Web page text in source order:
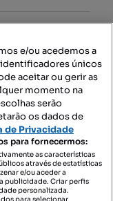
e/ou acedemos a
únicos
aceitar ou gerir as
momento na
serão
os dados de
de Privacidade
para fornecermos:
as características
através de estatísticas
e/ou aceder a
publicidade. Criar perfis
personalizada.